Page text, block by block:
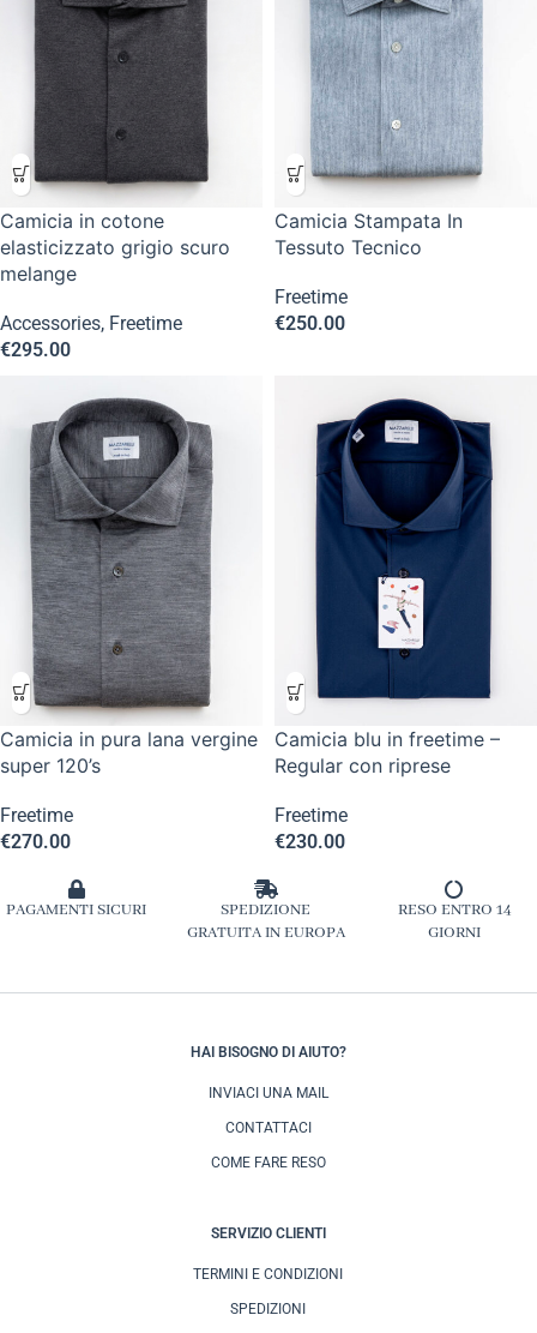
Camicia in cotone
elasticizzato grigio scuro
melange
Accessories, Freetime
€295.00
Camicia Stampata In
Tessuto Tecnico
Freetime
€250.00
Camicia in pura lana vergine
super 120’s
Freetime
€270.00
Camicia blu in freetime –
Regular con riprese
Freetime
€230.00
PAGAMENTI SICURI
SPEDIZIONE
GRATUITA IN EUROPA
RESO ENTRO 14
GIORNI
HAI BISOGNO DI AIUTO?
INVIACI UNA MAIL
CONTATTACI
COME FARE RESO
SERVIZIO CLIENTI
TERMINI E CONDIZIONI
SPEDIZIONI